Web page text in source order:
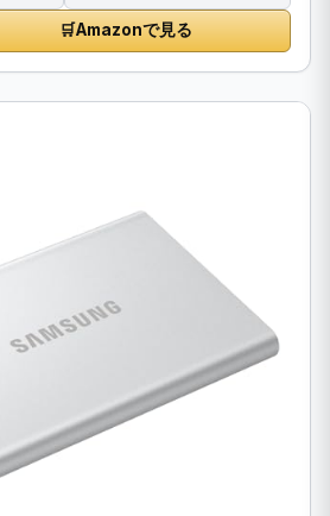
🛒Amazonで見る